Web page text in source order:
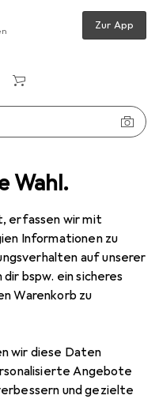
Wahl.
erfassen wir mit
Informationen zu
auf unserer
bspw. ein sicheres
Warenkorb zu
wir diese Daten
Angebote
und gezielte
Zur App
200mm / 2.8 L IS III USM - (EU)
L IS III USM